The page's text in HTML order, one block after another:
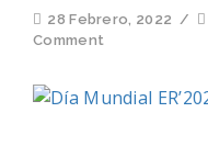
28 Febrero, 2022 /
Comment